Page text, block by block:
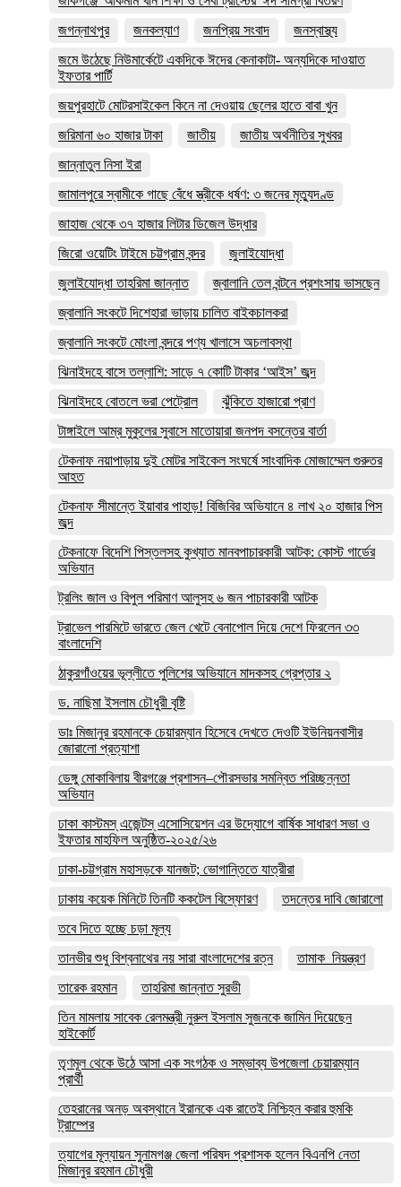
জগন্নাথপুর
জনকল্যাণ জনপ্রিয় সংবাদ
জনস্বাস্থ্য
জমে উঠেছে নিউমার্কেটে একদিকে ঈদের কেনাকাটা- অন্যদিকে দাওয়াত
ইফতার পার্টি
জয়পুরহাটে মোটরসাইকেল কিনে না দেওয়ায় ছেলের হাতে বাবা খুন
জরিমানা ৬০ হাজার টাকা
জাতীয়
জাতীয় অর্থনীতির সুখবর
জান্নাতুল নিসা ইরা
জামালপুরে স্বামীকে গাছে বেঁধে স্ত্রীকে ধর্ষণ: ৩ জনের মৃত্যুদণ্ড
জাহাজ থেকে ৩৭ হাজার লিটার ডিজেল উদ্ধার
জিরো ওয়েটিং টাইমে চট্টগ্রাম বন্দর
জুলাইযোদ্ধা
জুলাইযোদ্ধা তাহরিমা জান্নাত
জ্বালানি তেল বন্টনে প্রশংসায় ভাসছেন
জ্বালানি সংকটে দিশেহারা ভাড়ায় চালিত বাইকচালকরা
জ্বালানি সংকটে মোংলা বন্দরে পণ্য খালাসে অচলাবস্থা
ঝিনাইদহে বাসে তল্লাশি: সাড়ে ৭ কোটি টাকার ‘আইস’ জব্দ
ঝিনাইদহে বোতলে ভরা পেট্রোল
ঝুঁকিতে হাজারো প্রাণ
টাঙ্গাইলে আম্র মুকুলের সুবাসে মাতোয়ারা জনপদ বসন্তের বার্তা
টেকনাফ নয়াপাড়ায় দুই মোটর সাইকেল সংঘর্ষে সাংবাদিক মোজাম্মেল গুরুতর
আহত
টেকনাফ সীমান্তে ইয়াবার পাহাড়! বিজিবির অভিযানে ৪ লাখ ২০ হাজার পিস
জব্দ
টেকনাফে বিদেশি পিস্তলসহ কুখ্যাত মানবপাচারকারী আটক: কোস্ট গার্ডের
অভিযান
ট্রলিং জাল ও বিপুল পরিমাণ আলুসহ ৬ জন পাচারকারী আটক
ট্রাভেল পারমিটে ভারতে জেল খেটে বেনাপোল দিয়ে দেশে ফিরলেন ৩৩
বাংলাদেশি
ঠাকুরগাঁওয়ের ভূল্লীতে পুলিশের অভিযানে মাদকসহ গ্রেপ্তার ২
ড. নাছিমা ইসলাম চৌধুরী বৃষ্টি
ডাঃ মিজানুর রহমানকে চেয়ারম্যান হিসেবে দেখতে দেওটি ইউনিয়নবাসীর
জোরালো প্রত্যাশা
ডেঙ্গু মোকাবিলায় বীরগঞ্জে প্রশাসন–পৌরসভার সমন্বিত পরিচ্ছন্নতা
অভিযান
ঢাকা কাস্টমস্ এজেন্টস্ এসোসিয়েশন এর উদ্যোগে বার্ষিক সাধারণ সভা ও
ইফতার মাহফিল অনুষ্ঠিত-২০২৫/২৬
ঢাকা-চট্টগ্রাম মহাসড়কে যানজট; ভোগান্তিতে যাত্রীরা
ঢাকায় কয়েক মিনিটে তিনটি ককটেল বিস্ফোরণ
তদন্তের দাবি জোরালো
তবে দিতে হচ্ছে চড়া মূল্য
তানভীর শুধু বিশ্বনাথের নয় সারা বাংলাদেশের রত্ন
তামাক_নিয়ন্ত্রণ
তারেক রহমান
তাহরিমা জান্নাত সুরভী
তিন মামলায় সাবেক রেলমন্ত্রী নুরুল ইসলাম সুজনকে জামিন দিয়েছেন
হাইকোর্ট
তৃণমূল থেকে উঠে আসা এক সংগঠক ও সম্ভাব্য উপজেলা চেয়ারম্যান
প্রার্থী
তেহরানের অনড় অবস্থানে ইরানকে এক রাতেই নিশ্চিহ্ন করার হুমকি
ট্রাম্পের
ত্যাগের মূল্যায়ন সুনামগঞ্জ জেলা পরিষদ প্রশাসক হলেন বিএনপি নেতা
মিজানুর রহমান চৌধুরী